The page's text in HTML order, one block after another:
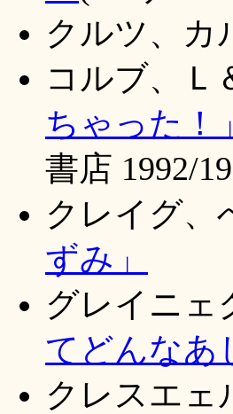
クルツ、カ
コルブ、Ｌ
ちゃった！
書店 1992/
クレイグ、
ずみ」
グレイニェ
てどんなあ
クレスエェ